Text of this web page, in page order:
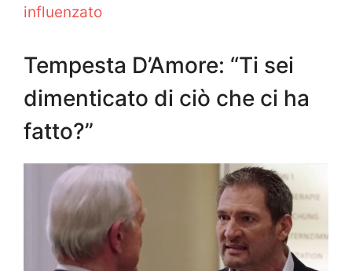
influenzato
Tempesta D’Amore: “Ti sei
dimenticato di ciò che ci ha
fatto?”